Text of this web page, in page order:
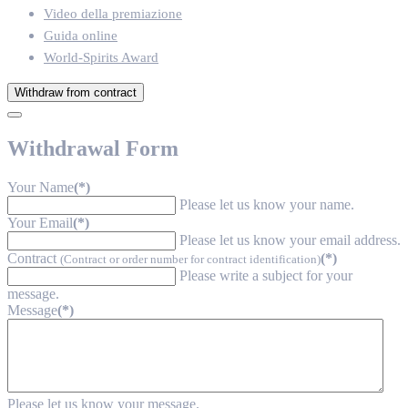
Video della premiazione
Guida online
World-Spirits Award
Withdraw from contract
Withdrawal Form
Your Name(*)
Please let us know your name.
Your Email(*)
Please let us know your email address.
Contract (Contract or order number for contract identification)(*)
Please write a subject for your
message.
Message(*)
Please let us know your message.